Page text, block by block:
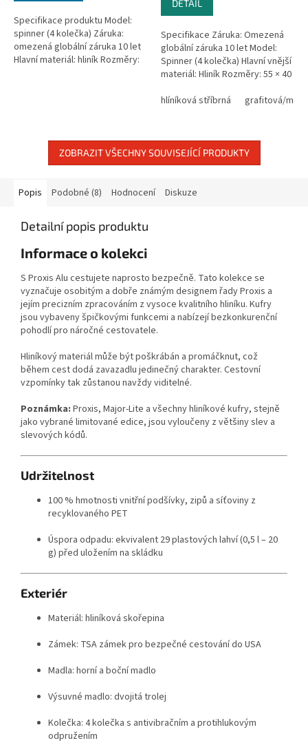
Specifikace produktu Model:
spinner (4 kolečka) Záruka:
omezená globální záruka 10 let
Hlavní materiál: hliník Rozměry:
DETAIL
Specifikace Záruka: Omezená
globální záruka 10 let Model:
Spinner (4 kolečka) Hlavní vnější
materiál: Hliník Rozměry: 55 × 40
zavazadlo Kapacita: 40...
hlíníková stříbrná grafitová/
ZOBRAZIT VŠECHNY SOUVISEJÍCÍ PRODUKTY
Popis Podobné (8) Hodnocení Diskuze
Detailní popis produktu
Informace o kolekci
S Proxis Alu cestujete naprosto bezpečně. Tato kolekce se
vyznačuje osobitým a dobře známým designem řady Proxis a
jejím precizním zpracováním z vysoce kvalitního hliníku. Kufry
jsou vybaveny špičkovými funkcemi a nabízejí bezkonkurenční
pohodlí pro náročné cestovatele.
Hliníkový materiál může být poškrábán a promáčknut, což
během cest dodá zavazadlu jedinečný charakter. Cestovní
vzpomínky tak zůstanou navždy viditelné.
Poznámka: Proxis, Major-Lite a všechny hliníkové kufry, stejně
jako vybrané limitované edice, jsou vyloučeny z většiny slev a
slevových kódů.
Udržitelnost
100 % hmotnosti vnitřní podšívky, zipů a síťoviny z
recyklovaného PET
Úspora odpadu: ekvivalent 29 plastových lahví (0,5 l – 20
g) před uložením na skládku
Exteriér
Materiál: hliníková skořepina
Zámek: TSA zámek pro bezpečné cestování do USA
Madla: horní a boční madlo
Výsuvné madlo: dvojitá trolej
Kolečka: 4 kolečka s antivibračním a protihlukovým
odpružením